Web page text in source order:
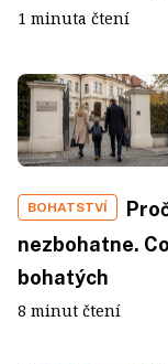
1 minuta čtení
BOHATSTVÍ
nezbohatne.
bohatých
8 minut čtení